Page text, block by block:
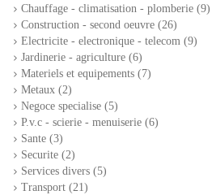
Chauffage - climatisation - plomberie (9)
Construction - second oeuvre (26)
Electricite - electronique - telecom (9)
Jardinerie - agriculture (6)
Materiels et equipements (7)
Metaux (2)
Negoce specialise (5)
P.v.c - scierie - menuiserie (6)
Sante (3)
Securite (2)
Services divers (5)
Transport (21)